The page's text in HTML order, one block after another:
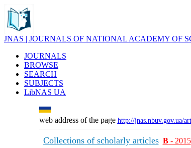
JNAS | JOURNALS OF NATIONAL ACADEMY OF
JOURNALS
BROWSE
SEARCH
SUBJECTS
LibNAS UA
web address of the page http://jnas.nbuv.gov.ua/
Collections of scholarly articles В- 2015